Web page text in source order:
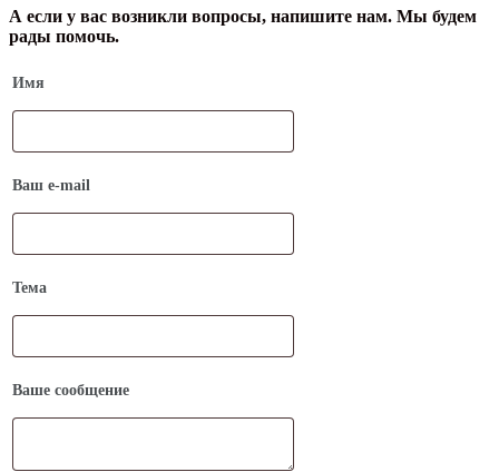
А если у вас возникли вопросы, напишите нам. Мы будем
рады помочь.
Имя
Ваш e-mail
Тема
Ваше сообщение